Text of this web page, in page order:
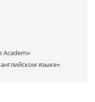
Academ»
языке»